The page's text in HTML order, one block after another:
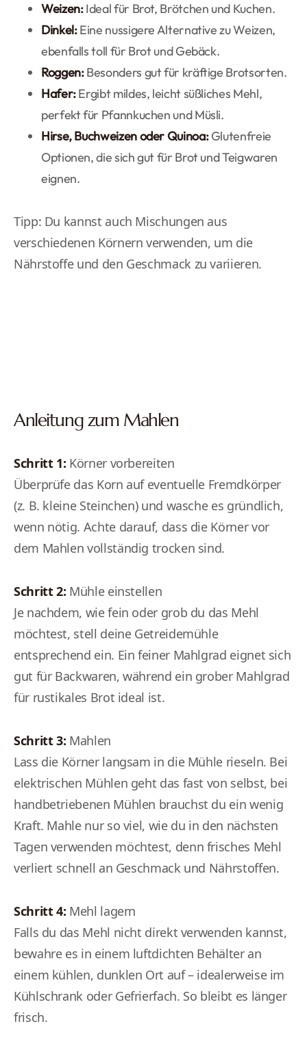
Weizen:Ideal für Brot, Brötchen und Kuchen.
Dinkel:Eine nussigere Alternative zu Weizen,
ebenfalls toll für Brot und Gebäck.
Roggen:Besonders gut für kräftige Brotsorten.
Hafer:Ergibt mildes, leicht süßliches Mehl,
perfekt für Pfannkuchen und Müsli.
Hirse, Buchweizen oder Quinoa:Glutenfreie
Optionen, die sich gut für Brot und Teigwaren
eignen.
Tipp: Du kannst auch Mischungen aus
verschiedenen Körnern verwenden, um die
Nährstoffe und den Geschmack zu variieren.
Anleitung zum Mahlen
Schritt 1: Körner vorbereiten
Überprüfe das Korn auf eventuelle Fremdkörper
(z. B. kleine Steinchen) und wasche es gründlich,
wenn nötig. Achte darauf, dass die Körner vor
dem Mahlen vollständig trocken sind.
Schritt 2: Mühle einstellen
Je nachdem, wie fein oder grob du das Mehl
möchtest, stell deine Getreidemühle
entsprechend ein. Ein feiner Mahlgrad eignet sich
gut für Backwaren, während ein grober Mahlgrad
für rustikales Brot ideal ist.
Schritt 3: Mahlen
Lass die Körner langsam in die Mühle rieseln. Bei
elektrischen Mühlen geht das fast von selbst, bei
handbetriebenen Mühlen brauchst du ein wenig
Kraft. Mahle nur so viel, wie du in den nächsten
Tagen verwenden möchtest, denn frisches Mehl
verliert schnell an Geschmack und Nährstoffen.
Schritt 4: Mehl lagern
Falls du das Mehl nicht direkt verwenden kannst,
bewahre es in einem luftdichten Behälter an
einem kühlen, dunklen Ort auf – idealerweise im
Kühlschrank oder Gefrierfach. So bleibt es länger
frisch.